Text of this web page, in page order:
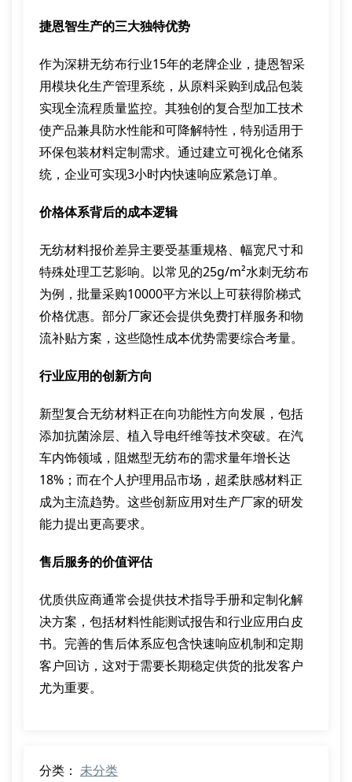
捷恩智生产的三大独特优势
作为深耕无纺布行业15年的老牌企业，捷恩智采
用模块化生产管理系统，从原料采购到成品包装
实现全流程质量监控。其独创的复合型加工技术
使产品兼具防水性能和可降解特性，特别适用于
环保包装材料定制需求。通过建立可视化仓储系
统，企业可实现3小时内快速响应紧急订单。
价格体系背后的成本逻辑
无纺材料报价差异主要受基重规格、幅宽尺寸和
特殊处理工艺影响。以常见的25g/m²水刺无纺布
为例，批量采购10000平方米以上可获得阶梯式
价格优惠。部分厂家还会提供免费打样服务和物
流补贴方案，这些隐性成本优势需要综合考量。
行业应用的创新方向
新型复合无纺材料正在向功能性方向发展，包括
添加抗菌涂层、植入导电纤维等技术突破。在汽
车内饰领域，阻燃型无纺布的需求量年增长达
18%；而在个人护理用品市场，超柔肤感材料正
成为主流趋势。这些创新应用对生产厂家的研发
能力提出更高要求。
售后服务的价值评估
优质供应商通常会提供技术指导手册和定制化解
决方案，包括材料性能测试报告和行业应用白皮
书。完善的售后体系应包含快速响应机制和定期
客户回访，这对于需要长期稳定供货的批发客户
尤为重要。
分类： 未分类